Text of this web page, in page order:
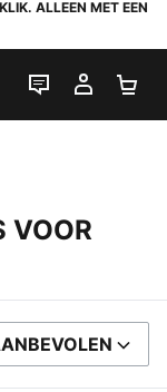
ALLEEN MET EEN
LIVE CHAT
MIJN
VOOR
OP